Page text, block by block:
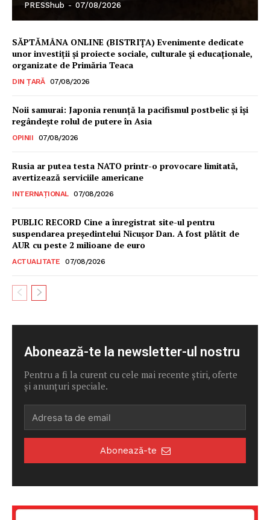
PRESShub - 07/08/2026
SĂPTĂMÂNA ONLINE (BISTRIȚA) Evenimente dedicate
unor investiții și proiecte sociale, culturale și educaționale,
organizate de Primăria Teaca
DIN ȚARĂ 07/08/2026
Noii samurai: Japonia renunță la pacifismul postbelic și își
regândește rolul de putere în Asia
OPINII 07/08/2026
Rusia ar putea testa NATO printr-o provocare limitată,
avertizează serviciile americane
INTERNAȚIONAL 07/08/2026
PUBLIC RECORD Cine a înregistrat site-ul pentru
suspendarea președintelui Nicușor Dan. A fost plătit de
AUR cu peste 2 milioane de euro
ACTUALITATE 07/08/2026
Abonează-te la newsletter-ul nostru
Pentru a fi la curent cu cele mai recente știri, oferte
și anunțuri speciale.
Abonează-te